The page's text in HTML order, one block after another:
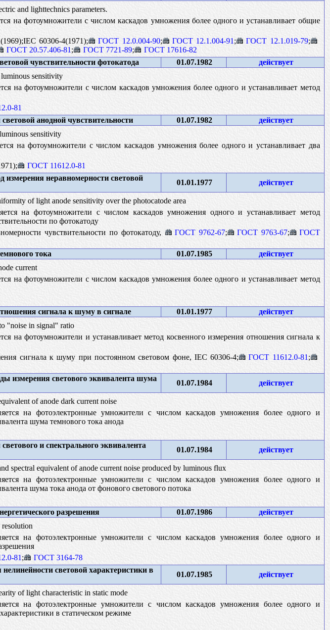
and lighttechnics parameters.
на фотоумножители с числом каскадов умножения более одного и устанавливает общие
60306-4(1971); ГОСТ 12.0.004-90; ГОСТ 12.1.004-91 ; ГОСТ 12.1.019-79;
ГОСТ 20.57.406-81 ; ГОСТ 7721-89;
ГОСТ 17616-82
чувствительности фотокатода 01.07.1982
действует
sensitivity
на фотоумножители с числом каскадов умножения более одного и устанавливает метод
81
анодной чувствительности 01.07.1982
действует
sensitivity
на фотоумножители с числом каскадов умножения более одного и устанавливает два
ГОСТ 11612.0-81
неравномерности световой
01.01.1977 действует
of light anode sensitivity over the photocatode area
на фотоумножители с числом каскадов умножения одного и устанавливает метод
по фотокатоду
чувствительности по фотокатоду, ГОСТ 9762-67; ГОСТ 9763-67;
ГОСТ
тока 01.07.1985
действует
current
на фотоумножители с числом каскадов умножения более одного и устанавливает метод
сигнала к шуму в сигнале 01.01.1977
действует
"noise in signal" ratio
на фотоумножители и устанавливает метод косвенного измерения отношения сигнала к
сигнала к шуму при постоянном световом фоне, IEC 60306-4; ГОСТ 11612.0-81 ;
измерения светового эквивалента шума
01.07.1984 действует
of anode dark current noise
на фотоэлектронные умножители с числом каскадов умножения более одного и
шума темнового тока анода
и спектрального эквивалента
01.07.1984 действует
spectral equivalent of anode current noise produced by luminous flux
на фотоэлектронные умножители с числом каскадов умножения более одного и
шума тока анода от фонового светового потока
разрешения 01.07.1986
действует
на фотоэлектронные умножители с числом каскадов умножения более одного и
81 ;
ГОСТ 3164-78
световой характеристики в
01.07.1985 действует
of light characteristic in static mode
на фотоэлектронные умножители с числом каскадов умножения более одного и
в статическом режиме